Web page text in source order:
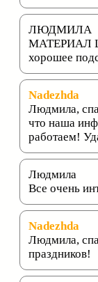
ЛЮДМИЛА
МАТЕРИАЛ
хорошее
Nadezhda
Людмила,
что наша
работаем!
Людмила
Все очень
Nadezhda
Людмила,
праздников!